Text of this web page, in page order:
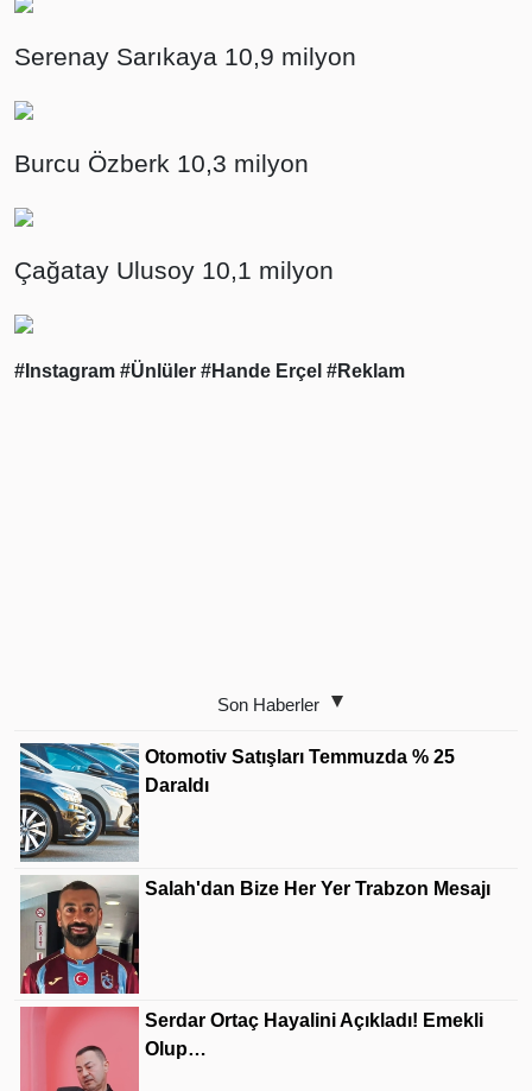
Serenay Sarıkaya 10,9 milyon
Burcu Özberk 10,3 milyon
Çağatay Ulusoy 10,1 milyon
#Instagram #Ünlüler #Hande Erçel #Reklam
Son Haberler
Otomotiv Satışları Temmuzda % 25
Daraldı
Salah'dan Bize Her Yer Trabzon Mesajı
Serdar Ortaç Hayalini Açıkladı! Emekli
Olup…